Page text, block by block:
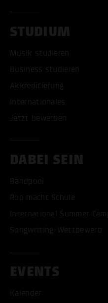
STUDIUM
Musik studieren
Business studieren
Akkreditierung
Internationales
Jetzt bewerben
DABEI SEIN
Bandpool
Pop macht Schule
International Summer
Songwriting-Wettbewerb
EVENTS
Kalender